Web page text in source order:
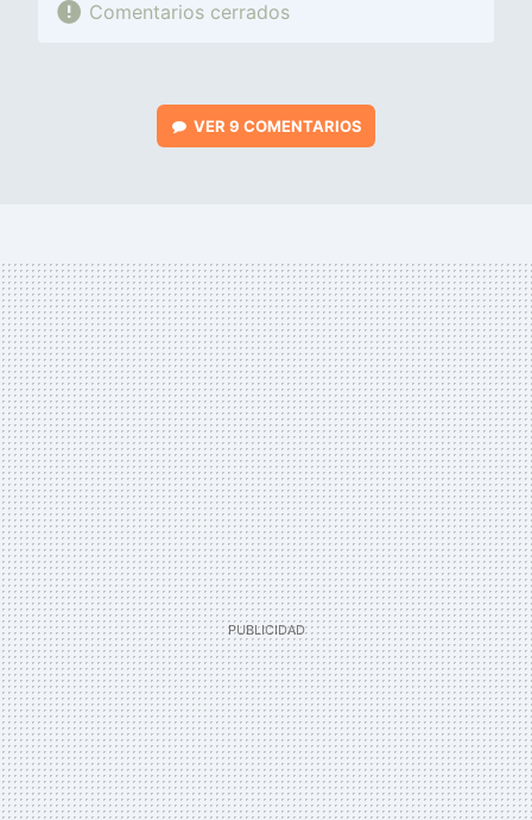
Comentarios cerrados
VER 9 COMENTARIOS